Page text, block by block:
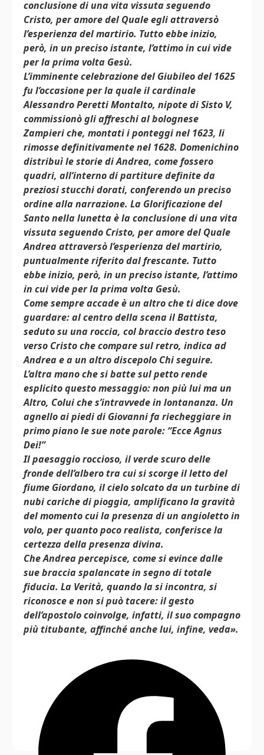
conclusione di una vita vissuta seguendo
Cristo, per amore del Quale egli attraversò
l’esperienza del martirio. Tutto ebbe inizio,
però, in un preciso istante, l’attimo in cui vide
per la prima volta Gesù.
L’imminente celebrazione del Giubileo del 1625
fu l’occasione per la quale il cardinale
Alessandro Peretti Montalto, nipote di Sisto V,
commissionò gli affreschi al bolognese
Zampieri che, montati i ponteggi nel 1623, li
rimosse definitivamente nel 1628. Domenichino
distribuì le storie di Andrea, come fossero
quadri, all’interno di partiture definite da
preziosi stucchi dorati, conferendo un preciso
ordine alla narrazione. La Glorificazione del
Santo nella lunetta è la conclusione di una vita
vissuta seguendo Cristo, per amore del Quale
Andrea attraversò l’esperienza del martirio,
puntualmente riferito dal frescante. Tutto
ebbe inizio, però, in un preciso istante, l’attimo
in cui vide per la prima volta Gesù.
Come sempre accade è un altro che ti dice dove
guardare: al centro della scena il Battista,
seduto su una roccia, col braccio destro teso
verso Cristo che compare sul retro, indica ad
Andrea e a un altro discepolo Chi seguire.
L’altra mano che si batte sul petto rende
esplicito questo messaggio: non più lui ma un
Altro, Colui che s’intravvede in lontananza. Un
agnello ai piedi di Giovanni fa riecheggiare in
primo piano le sue note parole: “Ecce Agnus
Dei!”
Il paesaggio roccioso, il verde scuro delle
fronde dell’albero tra cui si scorge il letto del
fiume Giordano, il cielo solcato da un turbine di
nubi cariche di pioggia, amplificano la gravità
del momento cui la presenza di un angioletto in
volo, per quanto poco realista, conferisce la
certezza della presenza divina.
Che Andrea percepisce, come si evince dalle
sue braccia spalancate in segno di totale
fiducia. La Verità, quando la si incontra, si
riconosce e non si può tacere: il gesto
dell’apostolo coinvolge, infatti, il suo compagno
più titubante, affinché anche lui, infine, veda».